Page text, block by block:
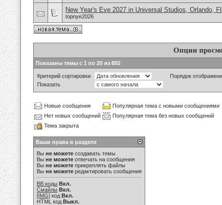
New Year's Eve 2027 in Universal Studios, Orlando,
topnye2026
Опции
Показаны темы с 1 по 20 из 892
Критерий сортировки
Порядок
Показать
Новые сообщения
Популярная тема с новыми сообщениями
Нет новых сообщений
Популярная тема без новых сообщений
Тема закрыта
Ваши права в разделе
Вы не можете создавать темы
Вы не можете отвечать на сообщения
Вы не можете прикреплять файлы
Вы не можете редактировать сообщения
BB коды Вкл.
Смайлы Вкл.
[IMG] код Вкл.
HTML код Выкл.